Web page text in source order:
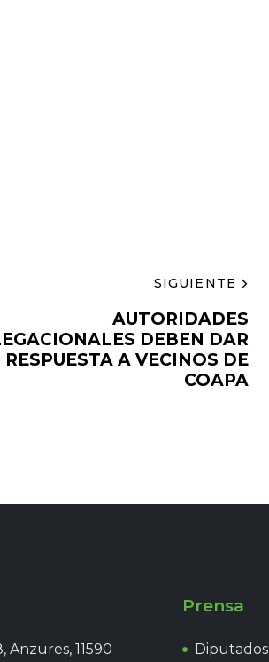
SIGUIENTE
AUTORIDADES
DEBEN DAR
RESPUESTA A VECINOS DE
COAPA
Anzures, 11590
Prensa
Diputados